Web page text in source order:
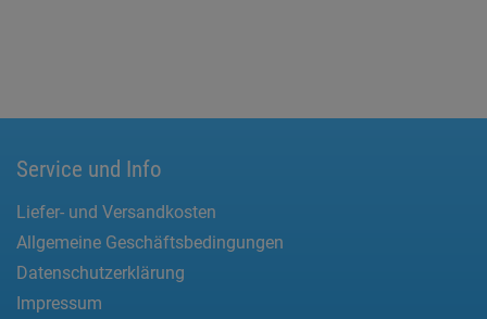
Service und Info
Liefer- und Versandkosten
Allgemeine Geschäftsbedingungen
Datenschutzerklärung
Impressum